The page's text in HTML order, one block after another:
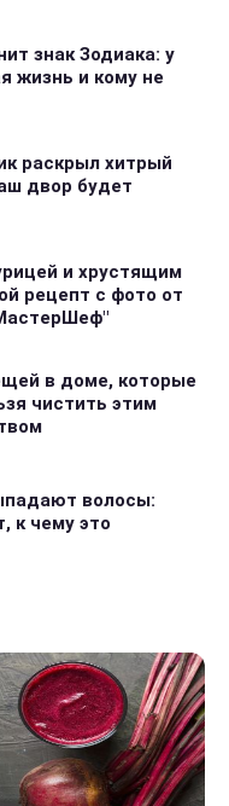
знак Зодиака: у
жизнь и кому не
раскрыл хитрый
двор будет
и хрустящим
рецепт с фото от
в доме, которые
чистить этим
волосы:
к чему это